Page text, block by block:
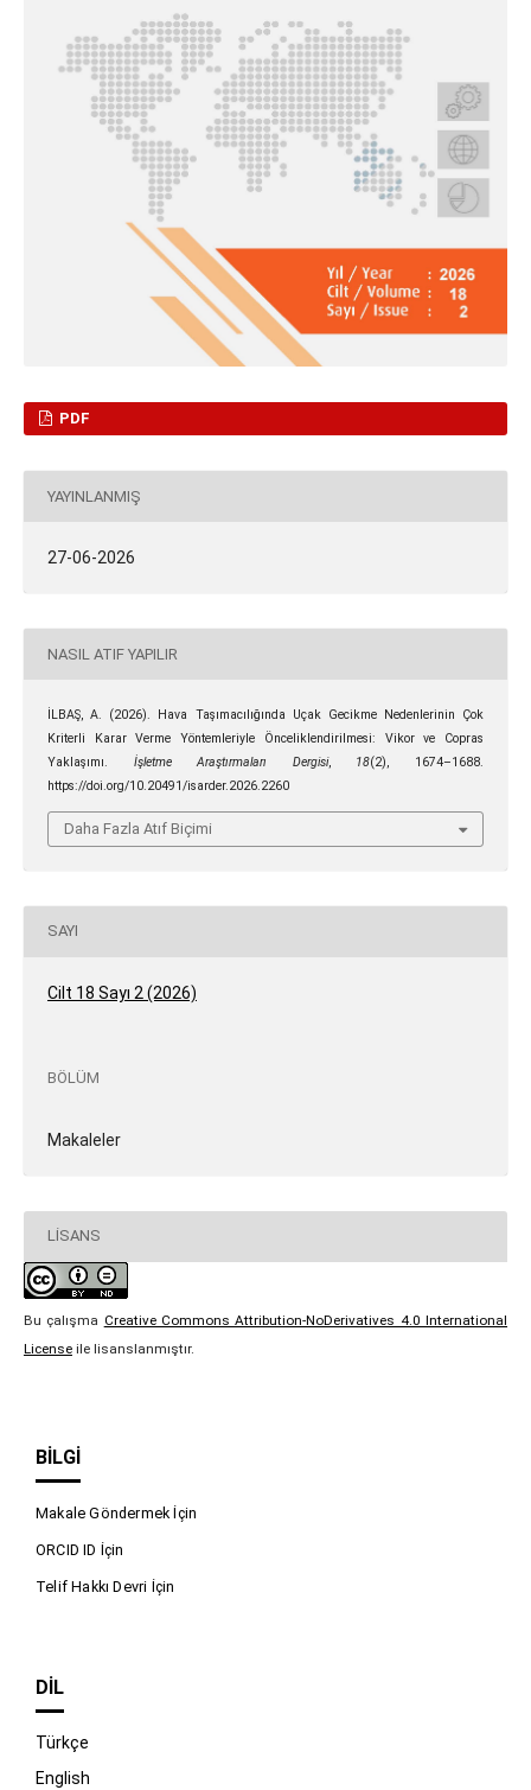
PDF
YAYINLANMIŞ
27-06-2026
NASIL ATIF YAPILIR
İLBAŞ, A. (2026). Hava Taşımacılığında Uçak Gecikme Nedenlerinin Çok
Kriterli Karar Verme Yöntemleriyle Önceliklendirilmesi: Vikor ve Copras
Yaklaşımı. İşletme Araştırmaları Dergisi, 18(2), 1674–1688.
https://doi.org/10.20491/isarder.2026.2260
Daha Fazla Atıf Biçimi
SAYI
Cilt 18 Sayı 2 (2026)
BÖLÜM
Makaleler
LISANS
Bu çalışma Creative Commons Attribution-NoDerivatives 4.0 International
Licenseile lisanslanmıştır.
BILGI
Makale Göndermek İçin
ORCID ID İçin
Telif Hakkı Devri İçin
DIL
Türkçe
English